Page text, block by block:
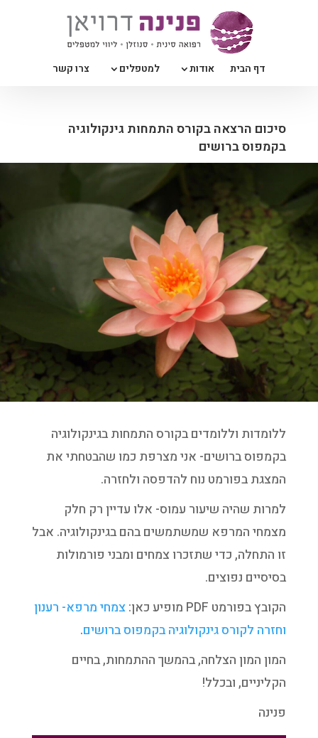
דף הבית אודות למטפלים צרו קשר
סיכום הרצאה בקורס התמחות גינקולוגיה
בקמפוס ברושים
ללומדות וללומדים בקורס התמחות בגינקולוגיה
בקמפוס ברושים- אני מצרפת כמו שהבטחתי את
המצגת בפורמט נוח להדפסה ולחזרה.
למרות שהיה שיעור עמוס- אלו עדיין רק חלק
מצמחי המרפא שמשתמשים בהם בגינקולוגיה. אבל
זו התחלה, כדי שתזכרו צמחים ומבני פורמולות
בסיסיים נפוצים.
הקובץ בפורמט PDF מופיע כאן:
צמחי מרפא- רענון
וחזרה לקורס גינקולוגיה בקמפוס ברושים.
המון המון הצלחה, בהמשך ההתמחות, בחיים
הקליניים, ובכלל!
פנינה